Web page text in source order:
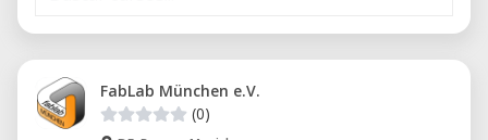
FabLab München e.V.
(0)